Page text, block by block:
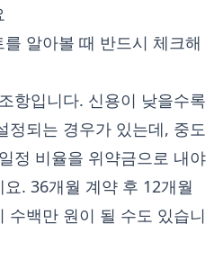
알아볼 때 반드시 체크해
항입니다. 신용이 낮을수록
정되는 경우가 있는데, 중도
정 비율을 위약금으로 내야
. 36개월 계약 후 12개월
수백만 원이 될 수도 있습니